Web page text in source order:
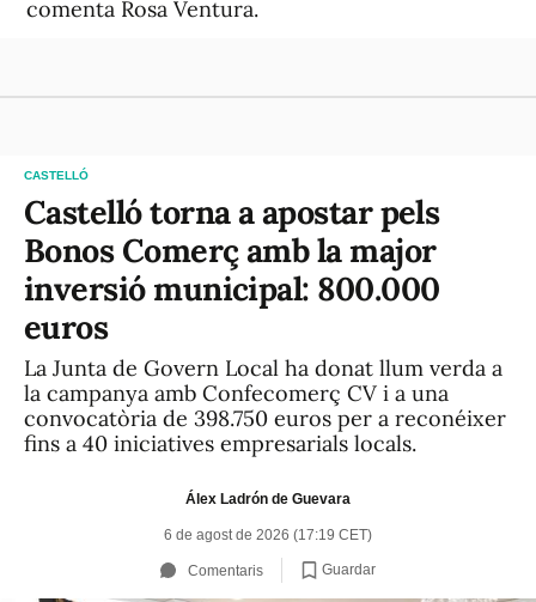
comenta Rosa Ventura.
CASTELLÓ
Castelló torna a apostar pels
Bonos Comerç amb la major
inversió municipal: 800.000
euros
La Junta de Govern Local ha donat llum verda a
la campanya amb Confecomerç CV i a una
convocatòria de 398.750 euros per a reconéixer
fins a 40 iniciatives empresarials locals.
Álex Ladrón de Guevara
6 de agost de 2026 (17:19 CET)
Comentaris Guardar